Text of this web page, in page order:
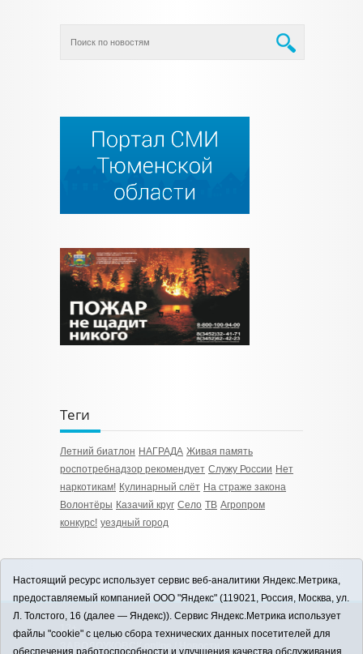
Теги
Летний биатлон НАГРАДА Живая память
роспотребнадзор рекомендует Служу России Нет
наркотикам! Кулинарный слёт На страже закона
Волонтёры Казачий круг Село TB Агропром
конкурс! уездный город
12+
ЗАВОДОУКОВСК online / Новости
Настоящий ресурс использует сервис веб-аналитики Яндекс.Метрика,
предоставляемый компанией ООО "Яндекс" (119021, Россия, Москва, ул.
Л. Толстого, 16 (далее — Яндекс)). Сервис Яндекс.Метрика использует
файлы "cookie" с целью сбора технических данных посетителей для
обеспечения работоспособности и улучшения качества обслуживания.